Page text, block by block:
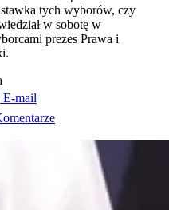
tych wyborów, czy
w sobotę w
prezes Prawa i
E-mail